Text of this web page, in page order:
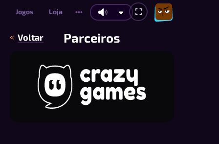
Jogos Loja •••
Voltar Parceiros